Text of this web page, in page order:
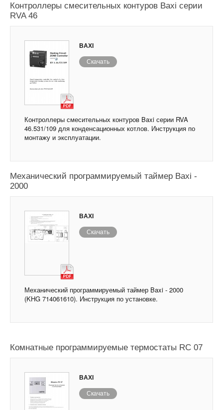
Контроллеры смесительных контуров Baxi серии
RVA 46
BAXI
Скачать
Контроллеры смесительных контуров Baxi серии RVA
46.531/109 для конденсационных котлов. Инструкция по
монтажу и эксплуатации.
Механический программируемый таймер Baxi -
2000
BAXI
Скачать
Механический программируемый таймер Baxi - 2000
(KHG 714061610). Инструкция по установке.
Комнатные программируемые термостаты RC 07
BAXI
Скачать